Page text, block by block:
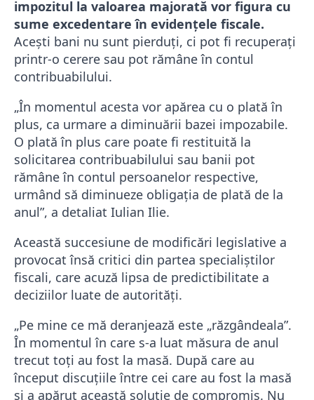
impozitul la valoarea majorată vor figura cu
sume excedentare în evidențele fiscale.
Acești bani nu sunt pierduți, ci pot fi recuperați
printr-o cerere sau pot rămâne în contul
contribuabilului.
„În momentul acesta vor apărea cu o plată în
plus, ca urmare a diminuării bazei impozabile.
O plată în plus care poate fi restituită la
solicitarea contribuabilului sau banii pot
rămâne în contul persoanelor respective,
urmând să diminueze obligaţia de plată de la
anul”, a detaliat Iulian Ilie.
Această succesiune de modificări legislative a
provocat însă critici din partea specialiștilor
fiscali, care acuză lipsa de predictibilitate a
deciziilor luate de autorități.
„Pe mine ce mă deranjează este „răzgândeala”.
În momentul în care s-a luat măsura de anul
trecut toţi au fost la masă. După care au
început discuţiile între cei care au fost la masă
şi a apărut această soluţie de compromis. Nu